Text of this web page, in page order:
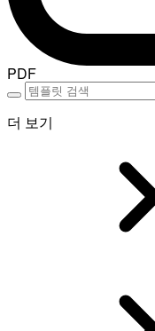
PDF
더 보기